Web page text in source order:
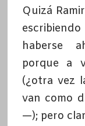
Quizá
haberse
porque a
(¿otra vez
van como
—); pero